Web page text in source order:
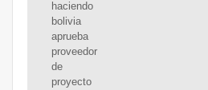
haciendo
bolivia
aprueba
proveedor
de
proyecto